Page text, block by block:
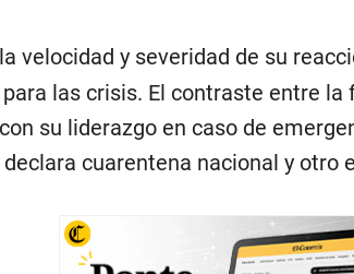
velocidad y severidad de su
las crisis. El contraste entre
su liderazgo en caso de
cuarentena nacional y